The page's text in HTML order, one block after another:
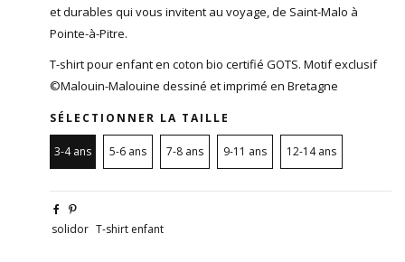
et durables qui vous invitent au voyage, de Saint-Malo à
Pointe-à-Pitre.
T-shirt pour enfant en coton bio certifié GOTS. Motif exclusif
©Malouin-Malouine dessiné et imprimé en Bretagne
SÉLECTIONNER LA TAILLE
3-4 ans 5-6 ans 7-8 ans 9-11 ans 12-14 ans
solidor T-shirt enfant